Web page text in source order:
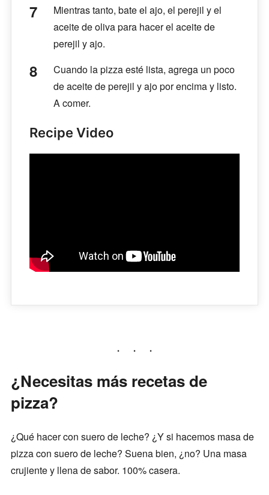
Mientras tanto, bate el ajo, el perejil y el
aceite de oliva para hacer el aceite de
perejil y ajo.
Cuando la pizza esté lista, agrega un poco
de aceite de perejil y ajo por encima y listo.
A comer.
Recipe Video
¿Necesitas más recetas de
pizza?
¿Qué hacer con suero de leche? ¿Y si hacemos masa de
pizza con suero de leche? Suena bien, ¿no? Una masa
crujiente y llena de sabor. 100% casera.